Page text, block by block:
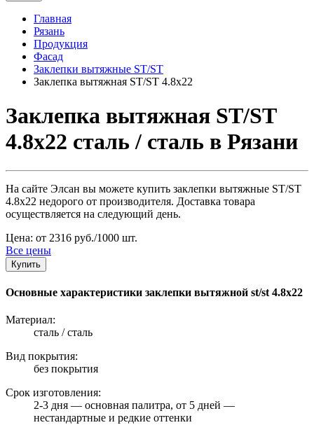
Главная
Рязань
Продукция
Фасад
Заклепки вытяжные ST/ST
Заклепка вытяжная ST/ST 4.8х22
Заклепка вытяжная ST/ST
4.8х22 сталь / сталь в Рязани
На сайте Элсан вы можете купить заклепки вытяжные ST/ST
4.8х22 недорого от производителя. Доставка товара
осуществляется на следующий день.
Цена: от 2316 руб./1000 шт.
Все цены
Купить
Основные характеристики заклепки вытяжной st/st 4.8х22
Материал:
сталь / сталь
Вид покрытия:
без покрытия
Срок изготовления:
2-3 дня — основная палитра, от 5 дней —
нестандартные и редкие оттенки